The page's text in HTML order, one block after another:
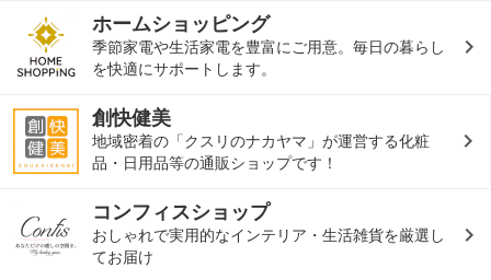
ホームショッピング
季節家電や生活家電を豊富にご用意。毎日の暮らし
を快適にサポートします。
創快健美
地域密着の「クスリのナカヤマ」が運営する化粧
品・日用品等の通販ショップです！
コンフィスショップ
おしゃれで実用的なインテリア・生活雑貨を厳選し
てお届け